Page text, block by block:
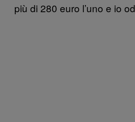
più di 280 euro l’uno e io